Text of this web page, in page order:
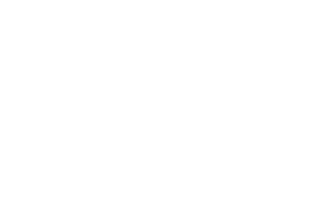
起开始播出一部选秀节目——America’s Got